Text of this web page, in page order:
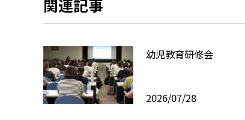
関連記事
幼児教育研修会
2026/07/28